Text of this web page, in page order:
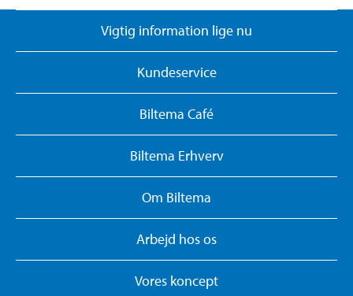
Vigtig information lige nu
Kundeservice
Biltema Café
Biltema Erhverv
Om Biltema
Arbejd hos os
Vores koncept